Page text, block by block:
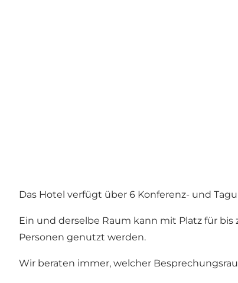
Das Hotel verfügt über 6 Konferenz- und
Ein und derselbe Raum kann mit Platz für
Personen genutzt werden.
Wir beraten immer, welcher